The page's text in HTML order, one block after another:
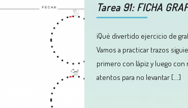
Tarea 91: FICHA
¡Qué divertido ejercicio de grafomotricidad tenemos hoy! ✏️
Vamos a practicar trazos
primero con lápiz y luego
atentos para no levantar [...]